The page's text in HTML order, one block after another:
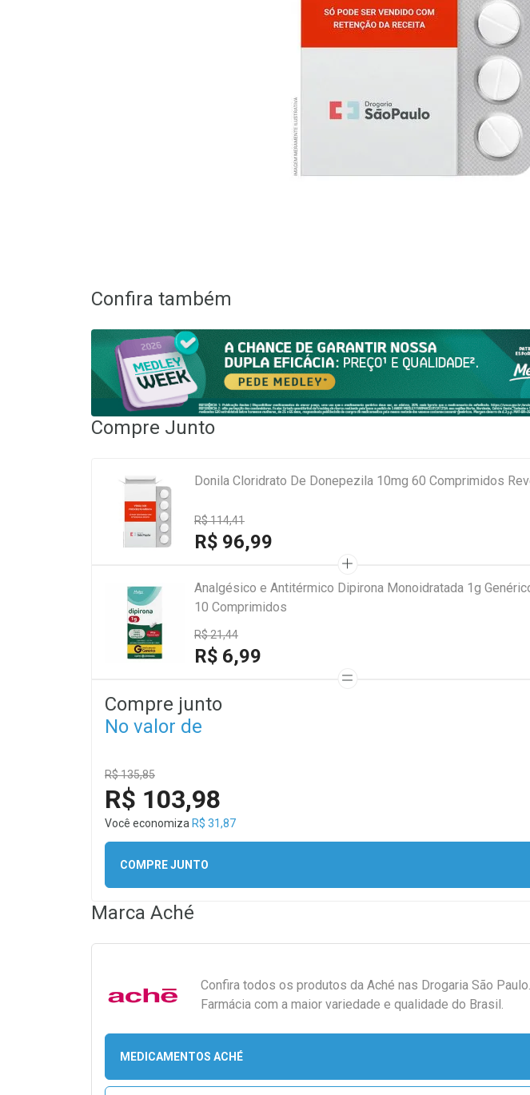
Confira também
Compre Junto
Donila Cloridrato De Donepezila 10mg 60 Comprimidos
R$ 114,41
R$ 96,99
Analgésico e Antitérmico Dipirona Monoidratada 1g
10 Comprimidos
R$ 21,44
R$ 6,99
Compre junto
No valor de
R$ 135,85
R$ 103,98
Você economiza R$ 31,87
COMPRE JUNTO
Marca Aché
Confira todos os produtos da Aché nas Drogaria São
Farmácia com a maior variedade e qualidade do Brasil.
MEDICAMENTOS ACHÉ